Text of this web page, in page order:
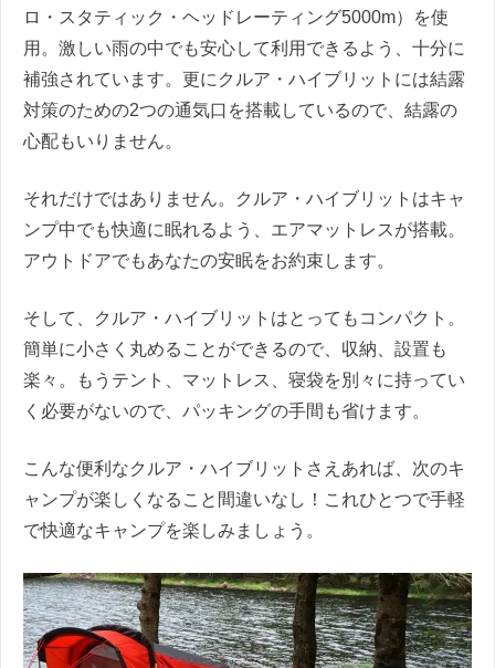
ロ・スタティック・ヘッドレーティング5000m）を使
用。激しい雨の中でも安心して利用できるよう、十分に
補強されています。更にクルア・ハイブリットには結露
対策のための2つの通気口を搭載しているので、結露の
心配もいりません。
それだけではありません。クルア・ハイブリットはキャ
ンプ中でも快適に眠れるよう、エアマットレスが搭載。
アウトドアでもあなたの安眠をお約束します。
そして、クルア・ハイブリットはとってもコンパクト。
簡単に小さく丸めることができるので、収納、設置も
楽々。もうテント、マットレス、寝袋を別々に持ってい
く必要がないので、パッキングの手間も省けます。
こんな便利なクルア・ハイブリットさえあれば、次のキ
ャンプが楽しくなること間違いなし！これひとつで手軽
で快適なキャンプを楽しみましょう。